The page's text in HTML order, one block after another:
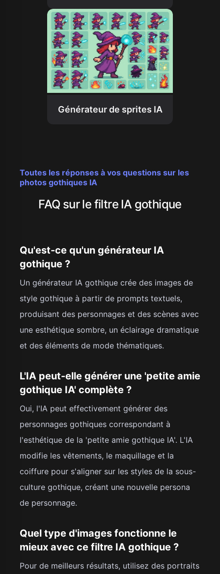
Générateur de sprites IA
Toutes les réponses à vos questions sur les
photos gothiques IA
FAQ sur le filtre IA gothique
Qu'est-ce qu'un générateur IA
gothique ?
Un générateur IA gothique crée des images de
style gothique à partir de prompts textuels,
produisant des personnages et des scènes avec
une esthétique sombre, un éclairage dramatique
et des éléments de mode thématiques.
L'IA peut-elle générer une 'petite amie
gothique IA' complète ?
Oui, l'IA peut effectivement générer des
personnages gothiques correspondant à
l'esthétique de la 'petite amie gothique IA'. L'IA
modifie les vêtements, le maquillage et la
coiffure pour s'aligner sur les styles de la sous-
culture gothique, créant une nouvelle persona
de personnage.
Quel type d'images fonctionne le
mieux avec ce filtre IA gothique ?
Pour de meilleurs résultats, utilisez des portraits